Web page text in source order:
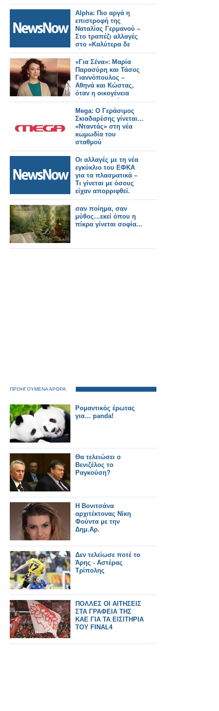
Alpha: Πιο αργά η
επιστροφή της
Ναταλίας Γερμανού –
Στο τραπέζι αλλαγές
στο «Καλύτερα δε
γίνεται»
«Για Σένα»: Μαρία
Παρασύρη και Τάσος
Γιαννόπουλος –
Αθηνά και Κώστας,
όταν η οικογένεια
γίνεται καταφύγιο
Mega: Ο Γεράσιμος
Σκιαδαρέσης γίνεται…
«Νταντάς» στη νέα
κωμωδία του
σταθμού
Οι αλλαγές με τη νέα
εγκύκλιο του ΕΦΚΑ
για τα πλασματικά –
Τι γίνεται με όσους
είχαν απορριφθεί.
σαν ποίημα, σαν
μύθος…εκεί όπου η
πίκρα γίνεται σοφία...
ΠΡΟΗΓΟΥΜΕΝΑ ΑΡΘΡΑ
Ρομαντικός έρωτας
για… panda!
Θα τελειώσει ο
Βενιζέλος το
Ραγκούση?
Η Βονιτσάνα
αρχιτέκτονας Νίκη
Φούντα με την
Δημ.Αρ.
Δεν τελείωσε ποτέ το
Άρης - Αστέρας
Τρίπολης
ΠΟΛΛΕΣ ΟΙ ΑΙΤΗΣΕΙΣ
ΣΤΑ ΓΡΑΦΕΙΑ ΤΗΣ
ΚΑΕ ΓΙΑ ΤΑ ΕΙΣΙΤΗΡΙΑ
ΤΟΥ FINAL4